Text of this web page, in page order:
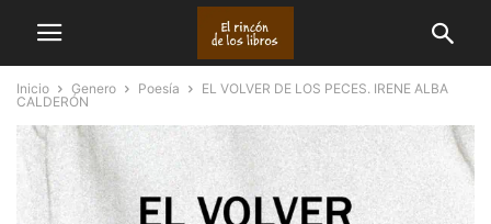
Inicio Genero Poesía
EL VOLVER DE LOS PECES. IRENE ALBA
CALDERÓN